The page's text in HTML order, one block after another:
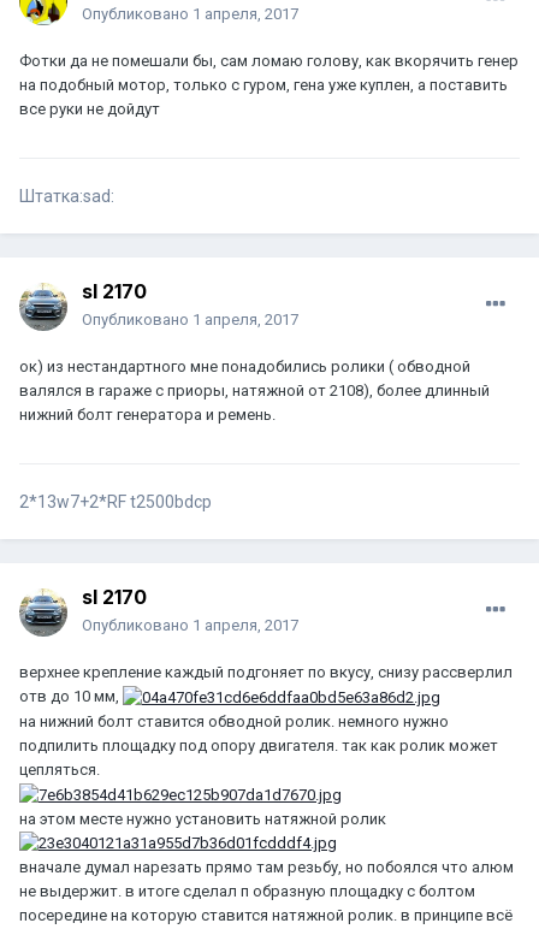
Опубликовано 1 апреля, 2017
Фотки да не помешали бы, сам ломаю голову, как вкорячить генер
на подобный мотор, только с гуром, гена уже куплен, а поставить
все руки не дойдут
Штатка:sad:
sl 2170
Опубликовано 1 апреля, 2017
ок) из нестандартного мне понадобились ролики ( обводной
валялся в гараже с приоры, натяжной от 2108), более длинный
нижний болт генератора и ремень.
2*13w7+2*RF t2500bdcp
sl 2170
Опубликовано 1 апреля, 2017
верхнее крепление каждый подгоняет по вкусу, снизу рассверлил
отв до 10 мм,
на нижний болт ставится обводной ролик. немного нужно
подпилить площадку под опору двигателя. так как ролик может
цепляться.
на этом месте нужно установить натяжной ролик
вначале думал нарезать прямо там резьбу, но побоялся что алюм
не выдержит. в итоге сделал п образную площадку с болтом
посередине на которую ставится натяжной ролик. в принципе всё